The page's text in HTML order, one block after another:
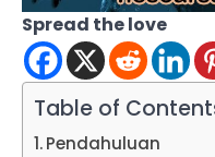
Spread the love
Table of
Pendahuluan